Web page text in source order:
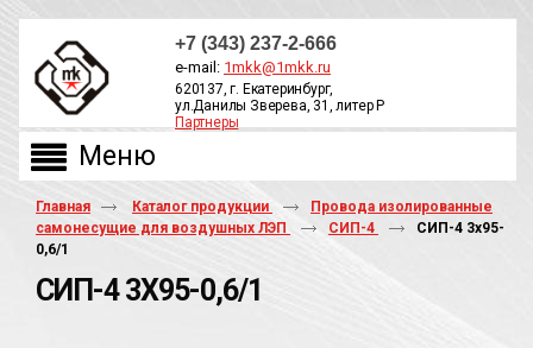
+7 (343) 237-2-666
e-mail: 1mkk@1mkk.ru
620137, г. Екатеринбург,
ул.Данилы Зверева, 31, литер Р
Партнеры
Главная Каталог продукции
Провода изолированные
самонесущие для воздушных ЛЭП
СИП-4
СИП-4 3х95-
0,6/1
СИП-4 3Х95-0,6/1